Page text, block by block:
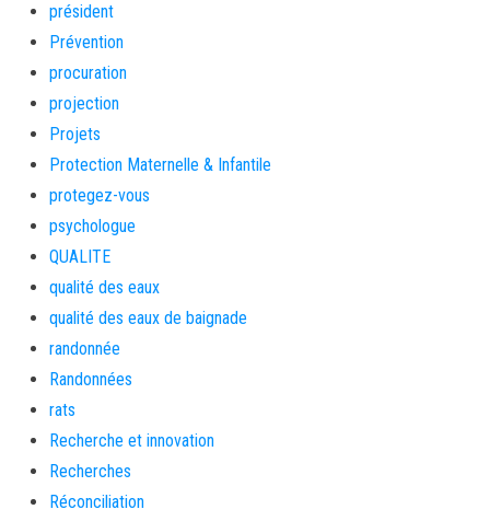
président
Prévention
procuration
projection
Projets
Protection Maternelle & Infantile
protegez-vous
psychologue
QUALITE
qualité des eaux
qualité des eaux de baignade
randonnée
Randonnées
rats
Recherche et innovation
Recherches
Réconciliation